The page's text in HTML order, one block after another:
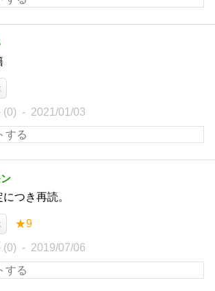
(0) 2021/01/03
つき再読。
★9
(0) 2019/07/06